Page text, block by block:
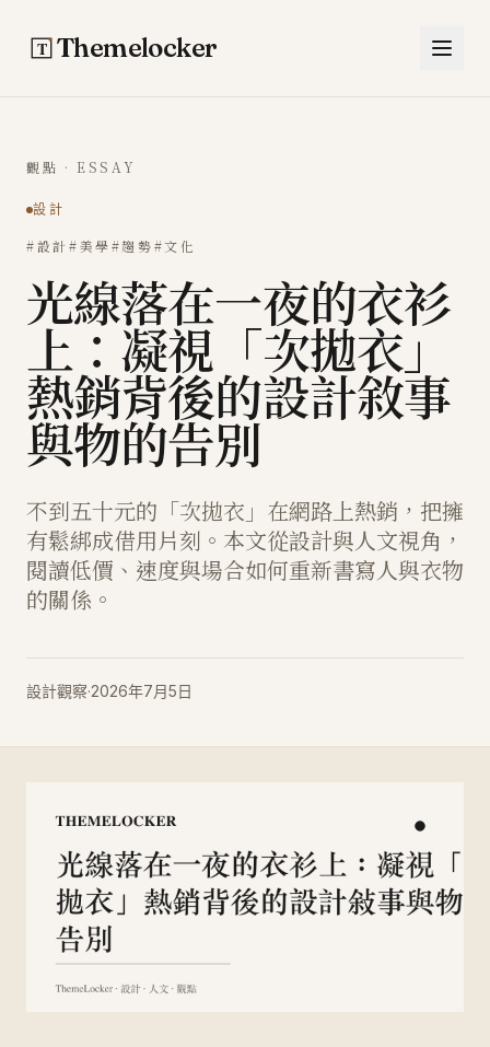
Themelocker
觀點 · ESSAY
設計
#設計#美學#趨勢#文化
光線落在一夜的衣衫
上：凝視「次拋衣」
熱銷背後的設計敘事
與物的告別
不到五十元的「次拋衣」在網路上熱銷，把擁
有鬆綁成借用片刻。本文從設計與人文視角，
閱讀低價、速度與場合如何重新書寫人與衣物
的關係。
設計觀察·2026年7月5日